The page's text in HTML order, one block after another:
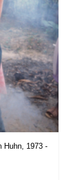
Huhn, 1973 -